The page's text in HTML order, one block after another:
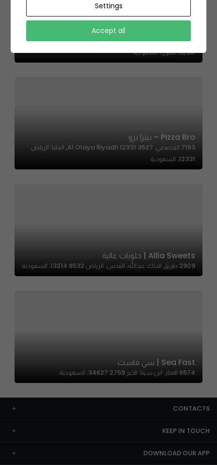
Health Zone | هيلث زون
المدينة المنورة السعودية
Pizza Bro – بيتزا برو
7163 التخصصي، Al Olaya Riyadh 12331 3527, العليا، الرياض
12331، السعودية
Allia Sweets | حلويات عالية
2909 طريق الملك عبدالله، القدس، الرياض 13214 8532، السعودية
Sea Fast | سي فاست
6574 المنار، ابن سينا، الخبر 34627 2759، السعودية
CONTACTS
KEEP IN TOUCH
DOWNLOAD OUR APP
Settings
Accept all